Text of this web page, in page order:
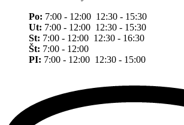
Po: 7:00 - 12:00 12:30 - 15:30
Ut: 7:00 - 12:00 12:30 - 15:30
St: 7:00 - 12:00 12:30 - 16:30
Št: 7:00 - 12:00
PI: 7:00 - 12:00 12:30 - 15:00